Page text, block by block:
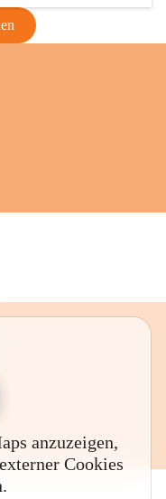
anzuzeigen,
Cookies